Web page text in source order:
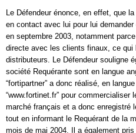
Le Défendeur énonce, en effet, que
en contact avec lui pour lui
en septembre 2003, notamment parce
directe avec les clients finaux, ce qui
distributeurs. Le Défendeur souligne
société Requérante sont en langue
“fortipartner” a donc réalisé, en
“www.fortinet.fr” pour commercialiser
marché français et a donc enregistré
tout en informant le Requérant de la
mois de mai 2004. Il a également pris